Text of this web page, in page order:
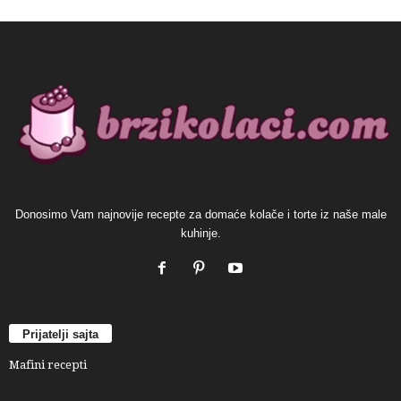
Donosimo Vam najnovije recepte za domaće kolače i torte iz naše male
kuhinje.
Prijatelji sajta
Mafini recepti